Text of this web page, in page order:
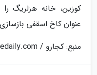
کوزین، خانه هزلریگ
عنوان کاخ اسقفی
منبع: کجارو / heritagedaily.com